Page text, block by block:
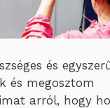
és
és megosztom
arról, hogy